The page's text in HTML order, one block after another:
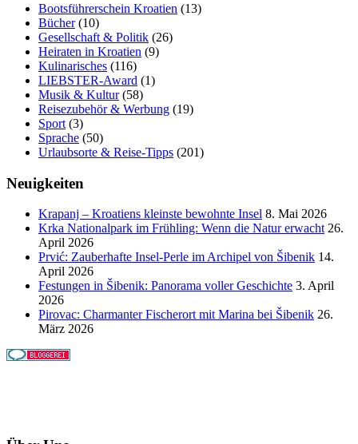
Bootsführerschein Kroatien (13)
Bücher(10)
Gesellschaft & Politik (26)
Heiraten in Kroatien (9)
Kulinarisches (116)
LIEBSTER-Award (1)
Musik & Kultur(58)
Reisezubehör & Werbung (19)
Sport (3)
Sprache (50)
Urlaubsorte & Reise-Tipps (201)
Neuigkeiten
Krapanj – Kroatiens kleinste bewohnte Insel 8. Mai 2026
Krka Nationalpark im Frühling: Wenn die Natur erwacht 26.
April 2026
Prvić: Zauberhafte Insel-Perle im Archipel von Šibenik 14.
April 2026
Festungen in Šibenik: Panorama voller Geschichte 3. April
2026
Pirovac: Charmanter Fischerort mit Marina bei Šibenik 26.
März 2026